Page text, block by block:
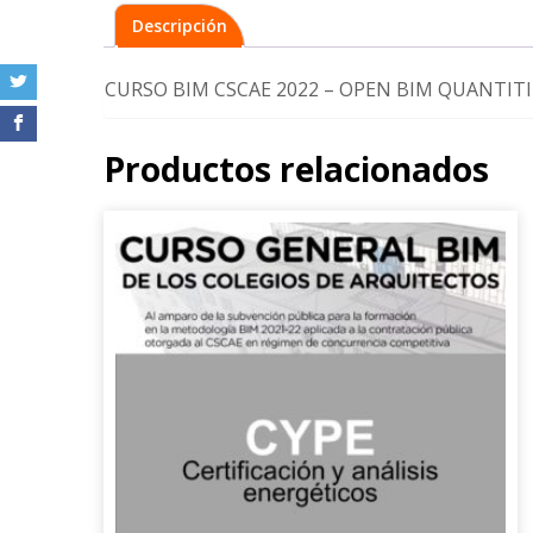
Descripción
CURSO BIM CSCAE 2022 – OPEN BIM
Productos relacionados